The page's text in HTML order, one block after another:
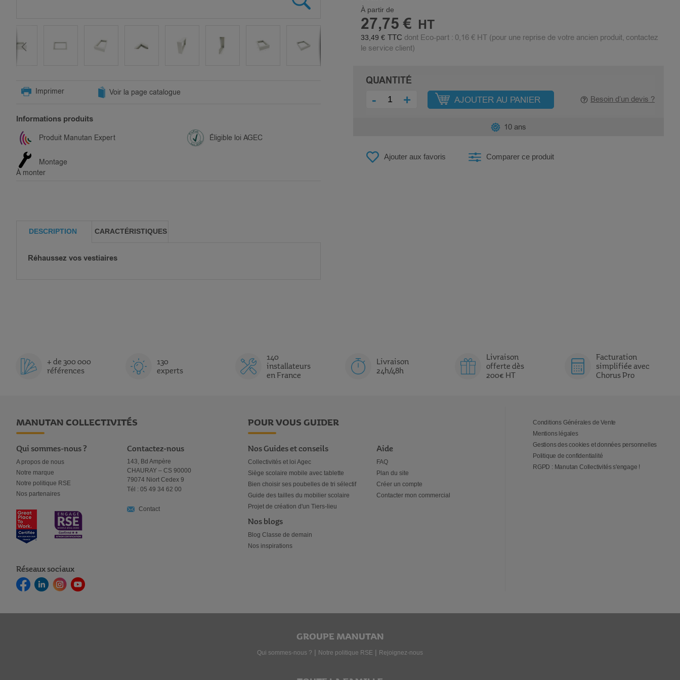
THE
THE
IMAGES
GALLERY
À partir de
27,75 €
33,49 € dont Eco-part : 0,16 €HT (pour une reprise de votre ancien produit, contactez
le service client)
QUANTITÉ
- + AJOUTER AU PANIER Besoin d’un devis ?
Ajouter aux favoris Comparer ce produit
10 ans
Imprimer Voir la page catalogue
Informations produits
Produit Manutan Expert Éligible loi AGEC
À monter
Montage
DESCRIPTION
Réhaussez vos vestiaires
CARACTÉRISTIQUES
+ de 300 000
références
130
experts
140
installateurs
en France
Livraison
24h/48h
Livraison
offerte dès
200€ HT
Facturation
simplifiée avec
Chorus Pro
MANUTAN COLLECTIVITÉS
Qui sommes-nous ?
A propos de nous
Notre marque
Notre politique RSE
Nos partenaires
Réseaux sociaux
Contactez-nous
143, Bd Ampère
CHAURAY – CS 90000
79074 Niort Cedex 9
Tél : 05 49 34 62 00
Contact
POUR VOUS GUIDER
Nos Guides et conseils
Collectivités et loi Agec
Siège scolaire mobile avec tablette
Bien choisir ses poubelles de tri sélectif
Guide des tailles du mobilier scolaire
Projet de création d'un Tiers-lieu
Nos blogs
Blog Classe de demain
Nos inspirations
Aide
FAQ
Plan du site
Créer un compte
Contacter mon commercial
Conditions Générales de Vente
Mentions légales
Gestions des cookies et données personnelles
Politique de confidentialité
RGPD : Manutan Collectivités s'engage !
GROUPE MANUTAN
Qui sommes-nous ? | Notre politique RSE | Rejoignez-nous